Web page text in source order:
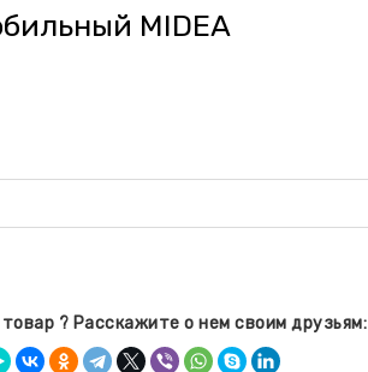
MIDEA
? Расскажите о нем своим друзьям: